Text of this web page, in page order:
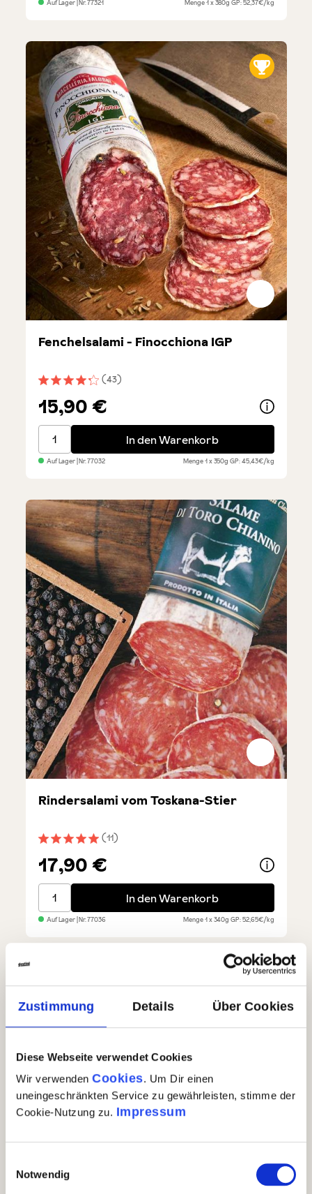
Zustimmung Details Über Cookies
Diese Webseite verwendet Cookies
Wir verwenden Cookies. Um Dir einen
uneingeschränkten Service zu gewährleisten, stimme der
Cookie-Nutzung zu. Impressum
Notwendig
Auf Lager| Nr.77321 Menge1 x 380gGP: 52,37€/kg
Durchschnittliche Bewertung von 4.3 von 5 Sternen
(43)
Fenchelsalami - Finocchiona IGP
15,90 €
Fenchelsalami - Finocchiona IGP
In den Warenkorb
Auf Lager| Nr.77032 Menge1 x 350gGP: 45,43€/kg
Durchschnittliche Bewertung von 5 von 5 Sternen
(11)
Rindersalami vom Toskana-Stier
17,90 €
Rindersalami vom Toskana-Stier
In den Warenkorb
Auf Lager| Nr.77036 Menge1 x 340gGP: 52,65€/kg